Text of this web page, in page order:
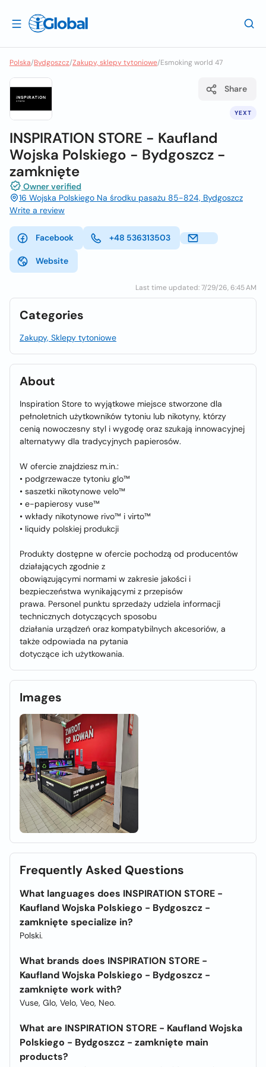
Polska/Bydgoszcz/Zakupy, sklepy tytoniowe/Esmoking world 47
YEXT
Share
INSPIRATION STORE - Kaufland
Wojska Polskiego - Bydgoszcz -
zamknięte
Owner verified
16 Wojska Polskiego Na środku pasażu 85-824, Bydgoszcz
Write a review
Facebook +48 536313503
Website
Last time updated: 7/29/26, 6:45 AM
Categories
Zakupy, Sklepy tytoniowe
About
Inspiration Store to wyjątkowe miejsce stworzone dla
pełnoletnich użytkowników tytoniu lub nikotyny, którzy
cenią nowoczesny styl i wygodę oraz szukają innowacyjnej
alternatywy dla tradycyjnych papierosów.
W ofercie znajdziesz m.in.:
• podgrzewacze tytoniu glo™
• saszetki nikotynowe velo™
• e-papierosy vuse™
• wkłady nikotynowe rivo™ i virto™
• liquidy polskiej produkcji
Produkty dostępne w ofercie pochodzą od producentów
działających zgodnie z
obowiązującymi normami w zakresie jakości i
bezpieczeństwa wynikającymi z przepisów
prawa. Personel punktu sprzedaży udziela informacji
technicznych dotyczących sposobu
działania urządzeń oraz kompatybilnych akcesoriów, a
także odpowiada na pytania
dotyczące ich użytkowania.
Images
Frequently Asked Questions
What languages does INSPIRATION STORE -
Kaufland Wojska Polskiego - Bydgoszcz -
zamknięte specialize in?
Polski.
What brands does INSPIRATION STORE -
Kaufland Wojska Polskiego - Bydgoszcz -
zamknięte work with?
Vuse, Glo, Velo, Veo, Neo.
What are INSPIRATION STORE - Kaufland Wojska
Polskiego - Bydgoszcz - zamknięte main
products?